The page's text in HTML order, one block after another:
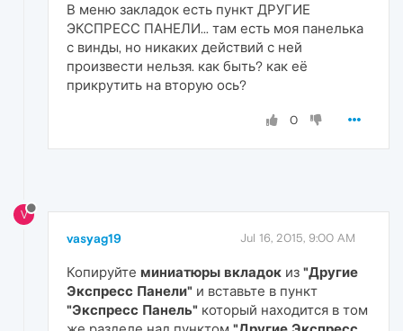
В меню закладок есть пункт ДРУГИЕ
ЭКСПРЕСС ПАНЕЛИ... там есть моя панелька
с винды, но никаких действий с ней
произвести нельзя. как быть? как её
прикрутить на вторую ось?
0
V
vasyag19 Jul 16, 2015, 9:00 AM
Копируйте миниатюры вкладок из "Другие
Экспресс Панели" и вставьте в пункт
"Экспресс Панель" который находится в том